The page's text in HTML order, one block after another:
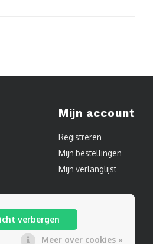
Mijn account
Registreren
Mijn bestellingen
Mijn verlanglijst
verbergen
Meer over cookies »